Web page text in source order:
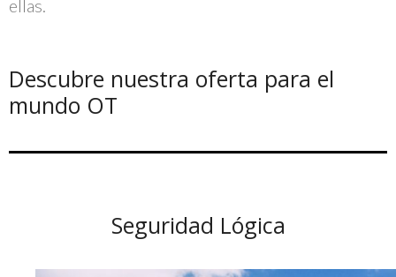
ellas.
Descubre nuestra oferta para el
mundo OT
Seguridad Lógica